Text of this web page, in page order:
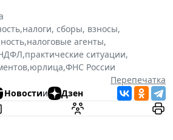
,налоги, сборы, взносы,
,налоговые агенты,
,практические ситуации,
,юрлица,ФНС России
Перепечатка
Новостии Дзен